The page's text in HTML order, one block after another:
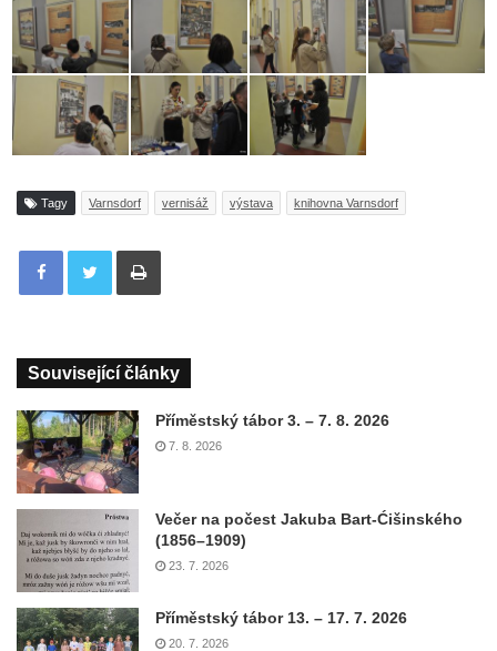
Tagy Varnsdorf vernisáž výstava knihovna Varnsdorf
Tisknout
Související články
Příměstský tábor 3. – 7. 8. 2026
7. 8. 2026
Večer na počest Jakuba Bart-Ćišinského
(1856–1909)
23. 7. 2026
Příměstský tábor 13. – 17. 7. 2026
20. 7. 2026